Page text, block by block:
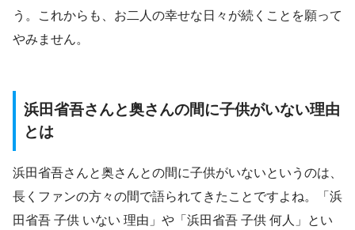
う。これからも、お二人の幸せな日々が続くことを願って
やみません。
浜田省吾さんと奥さんの間に子供がいない理由
とは
浜田省吾さんと奥さんとの間に子供がいないというのは、
長くファンの方々の間で語られてきたことですよね。「浜
田省吾 子供 いない 理由」や「浜田省吾 子供 何人」とい